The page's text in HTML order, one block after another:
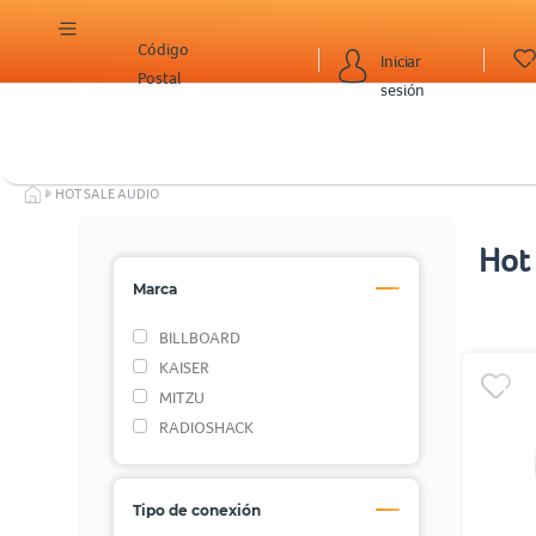
Iniciar
sesión
Código
Postal
HOT SALE AUDIO
Marca
BILLBOARD
KAISER
MITZU
RADIOSHACK
Tipo de conexión